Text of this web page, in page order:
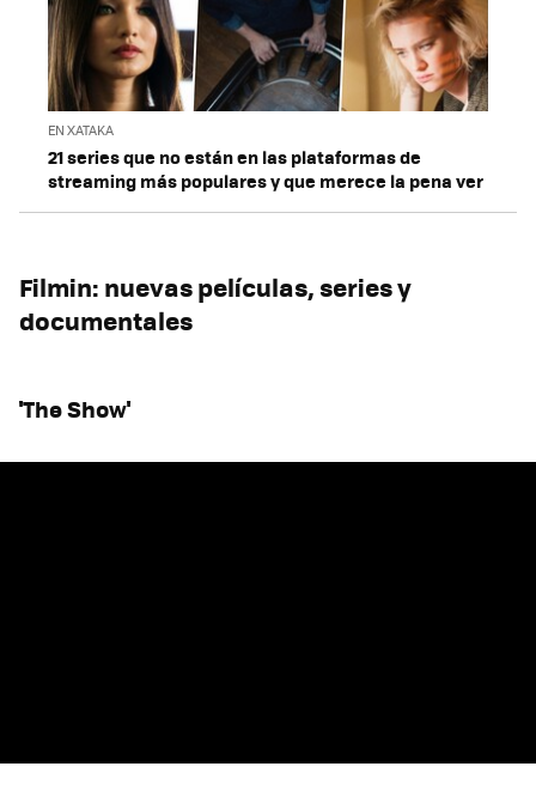
EN XATAKA
21 series que no están en las plataformas de
streaming más populares y que merece la pena ver
Filmin: nuevas películas, series y
documentales
'The Show'